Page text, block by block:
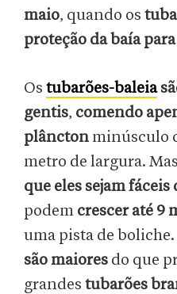
maio, quando os
proteção da baía
Os tubarões-baleia
gentis, comendo
plâncton minúsculo
metro de largura.
que eles sejam fáceis
podem crescer até 9
uma pista de boliche.
são maiores do que
grandes tubarões